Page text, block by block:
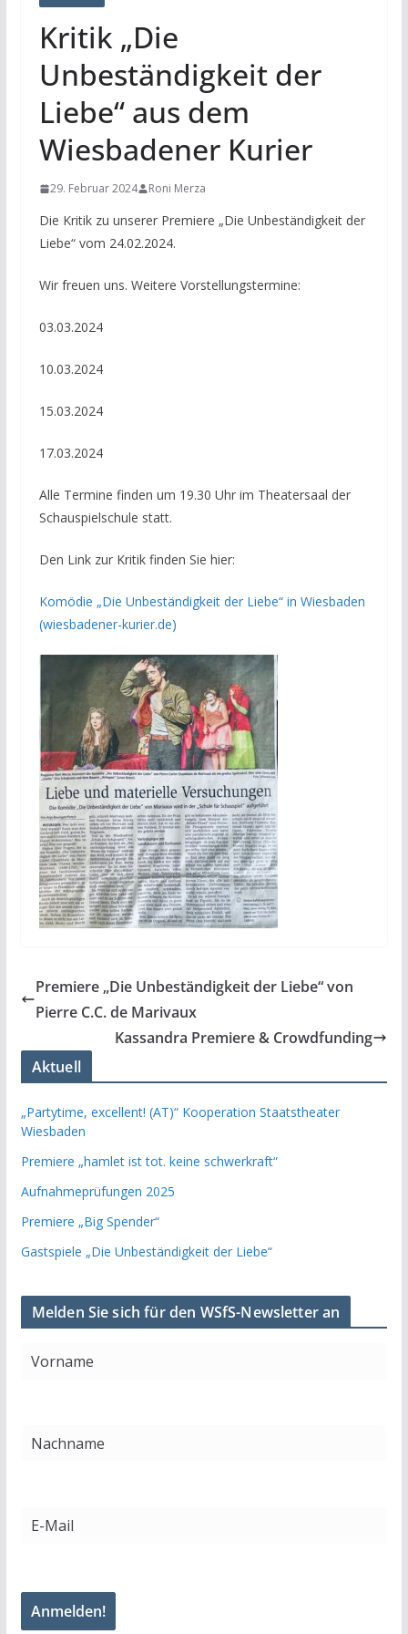
Kritik „Die
Unbeständigkeit der
Liebe“ aus dem
Wiesbadener Kurier
29. Februar 2024 Roni Merza
Die Kritik zu unserer Premiere „Die Unbeständigkeit der
Liebe“ vom 24.02.2024.
Wir freuen uns. Weitere Vorstellungstermine:
03.03.2024
10.03.2024
15.03.2024
17.03.2024
Alle Termine finden um 19.30 Uhr im Theatersaal der
Schauspielschule statt.
Den Link zur Kritik finden Sie hier:
Komödie „Die Unbeständigkeit der Liebe“ in Wiesbaden
(wiesbadener-kurier.de)
Premiere „Die Unbeständigkeit der Liebe“ von
Pierre C.C. de Marivaux
Kassandra Premiere & Crowdfunding
Aktuell
„Partytime, excellent! (AT)“ Kooperation Staatstheater
Wiesbaden
Premiere „hamlet ist tot. keine schwerkraft“
Aufnahmeprüfungen 2025
Premiere „Big Spender“
Gastspiele „Die Unbeständigkeit der Liebe“
Melden Sie sich für den WSfS-Newsletter an